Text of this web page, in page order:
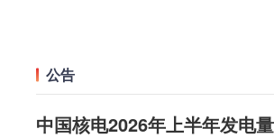
华电辽能、湖南发展、大唐发电跟
碳的电力供给格局基本形成，非化
活跃，青云科技20%涨停，美利云3
涨幅靠前。中国信通院数据显示，
公告
中国核电2026年上半年发电